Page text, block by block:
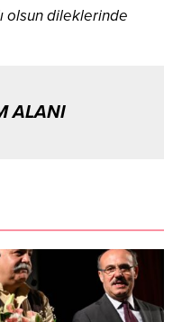
olsun dileklerinde
ALANI